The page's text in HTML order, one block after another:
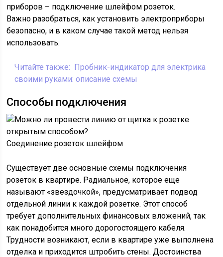
приборов – подключение шлейфом розеток.
Важно разобраться, как установить электроприборы
безопасно, и в каком случае такой метод нельзя
использовать.
Читайте также: Пробник-индикатор для электрика
своими руками: описание схемы
Способы подключения
Соединение розеток шлейфом
Существует две основные схемы подключения
розеток в квартире. Радиальное, которое еще
называют «звездочкой», предусматривает подвод
отдельной линии к каждой розетке. Этот способ
требует дополнительных финансовых вложений, так
как понадобится много дорогостоящего кабеля.
Трудности возникают, если в квартире уже выполнена
отделка и приходится штробить стены. Достоинства